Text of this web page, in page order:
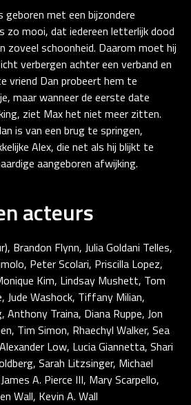
geboren met een bijzondere
zo mooi, dat iedereen letterlijk dood
zoveel schoonheid. Daarom moet hij
verbergen achter een verband en
vriend Dan probeert hem te
maar wanneer de eerste date
ziet Max het niet meer zitten.
is van een brug te springen,
Alex, die net als hij blijkt te
aangeboren afwijking.
acteurs
Brandon Flynn, Julia Goldani Telles,
Peter Scolari, Priscilla Lopez,
Kim, Lindsay Mushett, Tom
Jude Washock, Tiffany Milian,
Anthony Traina, Diana Ruppe, Jon
Tim Simon, Rhaechyl Walker, Sea
Low, Lucia Giannetta, Shari
Sarah Litzsinger, Michael
A. Pierce III, Mary Scarpello,
Wall, Kevin A. Wall